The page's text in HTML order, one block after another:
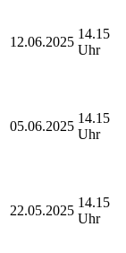
12.06.2025
14.15
Uhr
05.06.2025
14.15
Uhr
22.05.2025
14.15
Uhr